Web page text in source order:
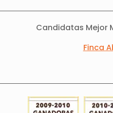
Candidatas Mejor
Finca